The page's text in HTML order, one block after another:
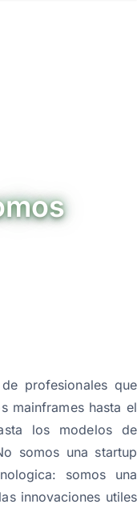
profesionales que
mainframes hasta el
los modelos de
somos una startup
somos una
innovaciones utiles